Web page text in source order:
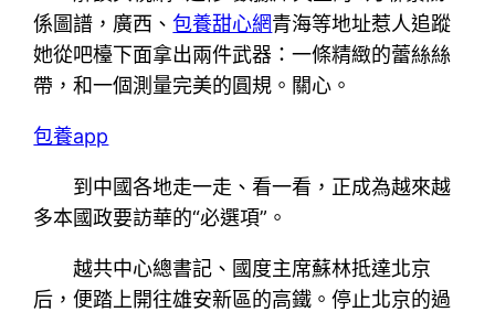
係圖譜，廣西、包養甜心網青海等地址惹人追蹤
她從吧檯下面拿出兩件武器：一條精緻的蕾絲絲
帶，和一個測量完美的圓規。關心。
包養app
到中國各地走一走、看一看，正成為越來越
多本國政要訪華的“必選項”。
越共中心總書記、國度主席蘇林抵達北京
后，便踏上開往雄安新區的高鐵。停止北京的過